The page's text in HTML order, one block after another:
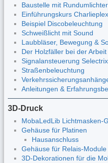
Baustelle mit
Einführungskurs
Beispiel Discobeleuchtung
Schweißlicht mit Sound
Laubbläser, Bewegung &
Der Holzfäller bei der Arbeit
Signalansteuerung Selectrix
Straßenbeleuchtung
Anleitungen &
3D-Druck
MobaLedLib Lichtmasken-
Gehäuse für Platinen
Hausanschluss
Gehäuse für Relais-Module
3D-Dekorationen für die